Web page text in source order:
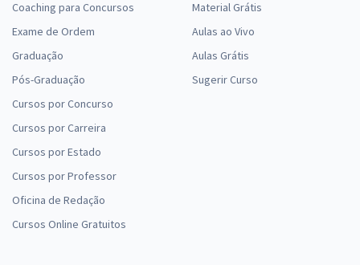
Administração
à vista
R$17,32
Senado Federal - Analista Legislativo - Especialidade: Administração
Coaching para Concursos
Exame de Ordem
Graduação
Pós-Graduação
Cursos por Concurso
Cursos por Carreira
Cursos por Estado
Cursos por Professor
Oficina de Redação
Cursos Online Gratuitos
Material Grátis
Aulas ao Vivo
Aulas Grátis
Sugerir Curso